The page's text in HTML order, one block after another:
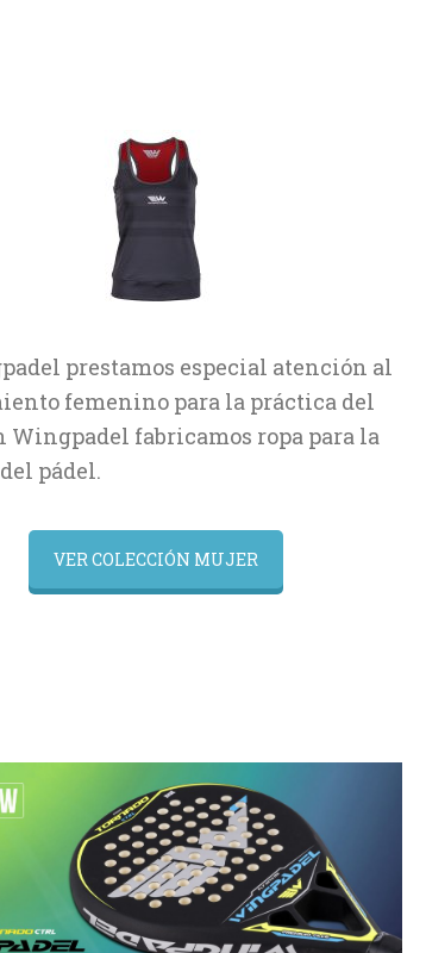
prestamos especial atención al
femenino para la práctica del
Wingpadel fabricamos ropa para la
pádel.
VER COLECCIÓN MUJER